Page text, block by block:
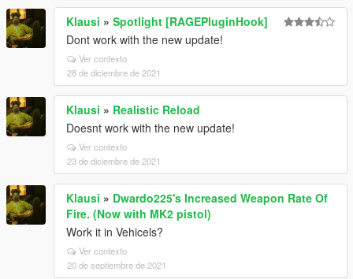
Klausi » Spotlight [RAGEPluginHook]
Dont work with the new update!
Ver contexto
28 de diciembre de 2021
Klausi » Realistic Reload
Doesnt work with the new update!
Ver contexto
23 de diciembre de 2021
Klausi » Dwardo225's Increased Weapon Rate Of
Fire. (Now with MK2 pistol)
Work it in Vehicels?
Ver contexto
20 de septiembre de 2021